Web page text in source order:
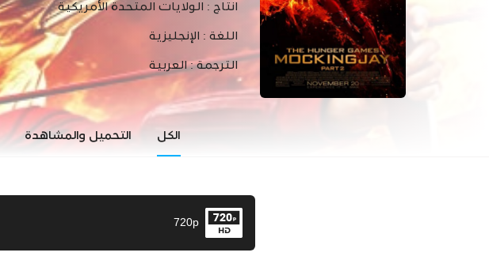
انتاج : الولايات المتحدة الأمريكية
اللغة : الإنجليزية
الترجمة :العربية
الكل التحميل والمشاهدة
720p